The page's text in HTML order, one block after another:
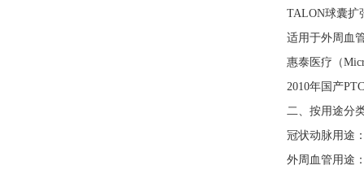
‌TALON球囊扩
适用于外周血
惠泰医疗（
2010年国产
二、按用途分
冠状动脉用途‌
外周血管用途‌